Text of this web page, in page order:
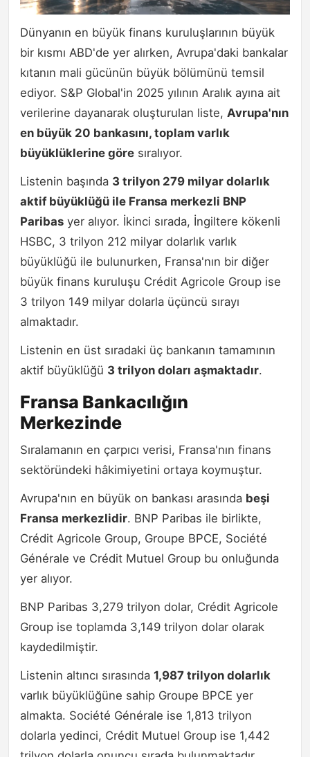
Dünyanın en büyük finans kuruluşlarının büyük
bir kısmı ABD'de yer alırken, Avrupa'daki bankalar
kıtanın mali gücünün büyük bölümünü temsil
ediyor. S&P Global'in 2025 yılının Aralık ayına ait
verilerine dayanarak oluşturulan liste, Avrupa'nın
en büyük 20 bankasını, toplam varlık
büyüklüklerine göre sıralıyor.
Listenin başında 3 trilyon 279 milyar dolarlık
aktif büyüklüğü ile Fransa merkezli BNP
Paribas yer alıyor. İkinci sırada, İngiltere kökenli
HSBC, 3 trilyon 212 milyar dolarlık varlık
büyüklüğü ile bulunurken, Fransa'nın bir diğer
büyük finans kuruluşu Crédit Agricole Group ise
3 trilyon 149 milyar dolarla üçüncü sırayı
almaktadır.
Listenin en üst sıradaki üç bankanın tamamının
aktif büyüklüğü 3 trilyon doları aşmaktadır.
Fransa Bankacılığın
Merkezinde
Sıralamanın en çarpıcı verisi, Fransa'nın finans
sektöründeki hâkimiyetini ortaya koymuştur.
Avrupa'nın en büyük on bankası arasında beşi
Fransa merkezlidir. BNP Paribas ile birlikte,
Crédit Agricole Group, Groupe BPCE, Société
Générale ve Crédit Mutuel Group bu onluğunda
yer alıyor.
BNP Paribas 3,279 trilyon dolar, Crédit Agricole
Group ise toplamda 3,149 trilyon dolar olarak
kaydedilmiştir.
Listenin altıncı sırasında 1,987 trilyon dolarlık
varlık büyüklüğüne sahip Groupe BPCE yer
almakta. Société Générale ise 1,813 trilyon
dolarla yedinci, Crédit Mutuel Group ise 1,442